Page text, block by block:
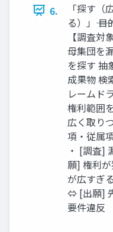
6.
「探す（
る）」――
【調査対
母集団を
を探す 抽
成果物 検
レームド
権利範囲
広く取り
項・従属
・ [調査]
願] 権利
が広すぎ
⇔ [出願]
要件違反